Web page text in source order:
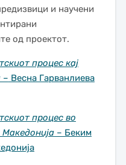
и научени
од проектот.
процес кај
– Весна Гарванлиева
процес во
– Беким